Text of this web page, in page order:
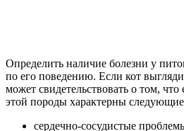
Определить наличие болезни у
по его поведению. Если кот
может свидетельствовать о том, что
этой породы характерны следующие
сердечно-сосудистые